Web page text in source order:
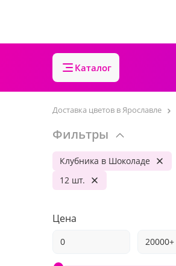
Каталог
Доставка цветов в Ярославле
Фильтры
Клубника в Шоколаде
12 шт.
Цена